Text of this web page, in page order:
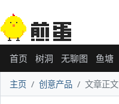
首页 树洞 无聊图 鱼塘
主页 创意产品 文章正文